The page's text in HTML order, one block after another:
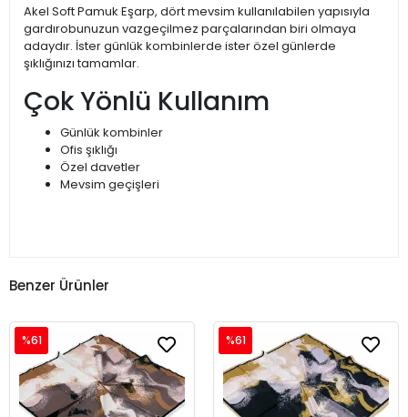
Akel Soft Pamuk Eşarp, dört mevsim kullanılabilen yapısıyla
gardırobunuzun vazgeçilmez parçalarından biri olmaya
adaydır. İster günlük kombinlerde ister özel günlerde
şıklığınızı tamamlar.
Çok Yönlü Kullanım
Günlük kombinler
Ofis şıklığı
Özel davetler
Mevsim geçişleri
Benzer Ürünler
%61 %61